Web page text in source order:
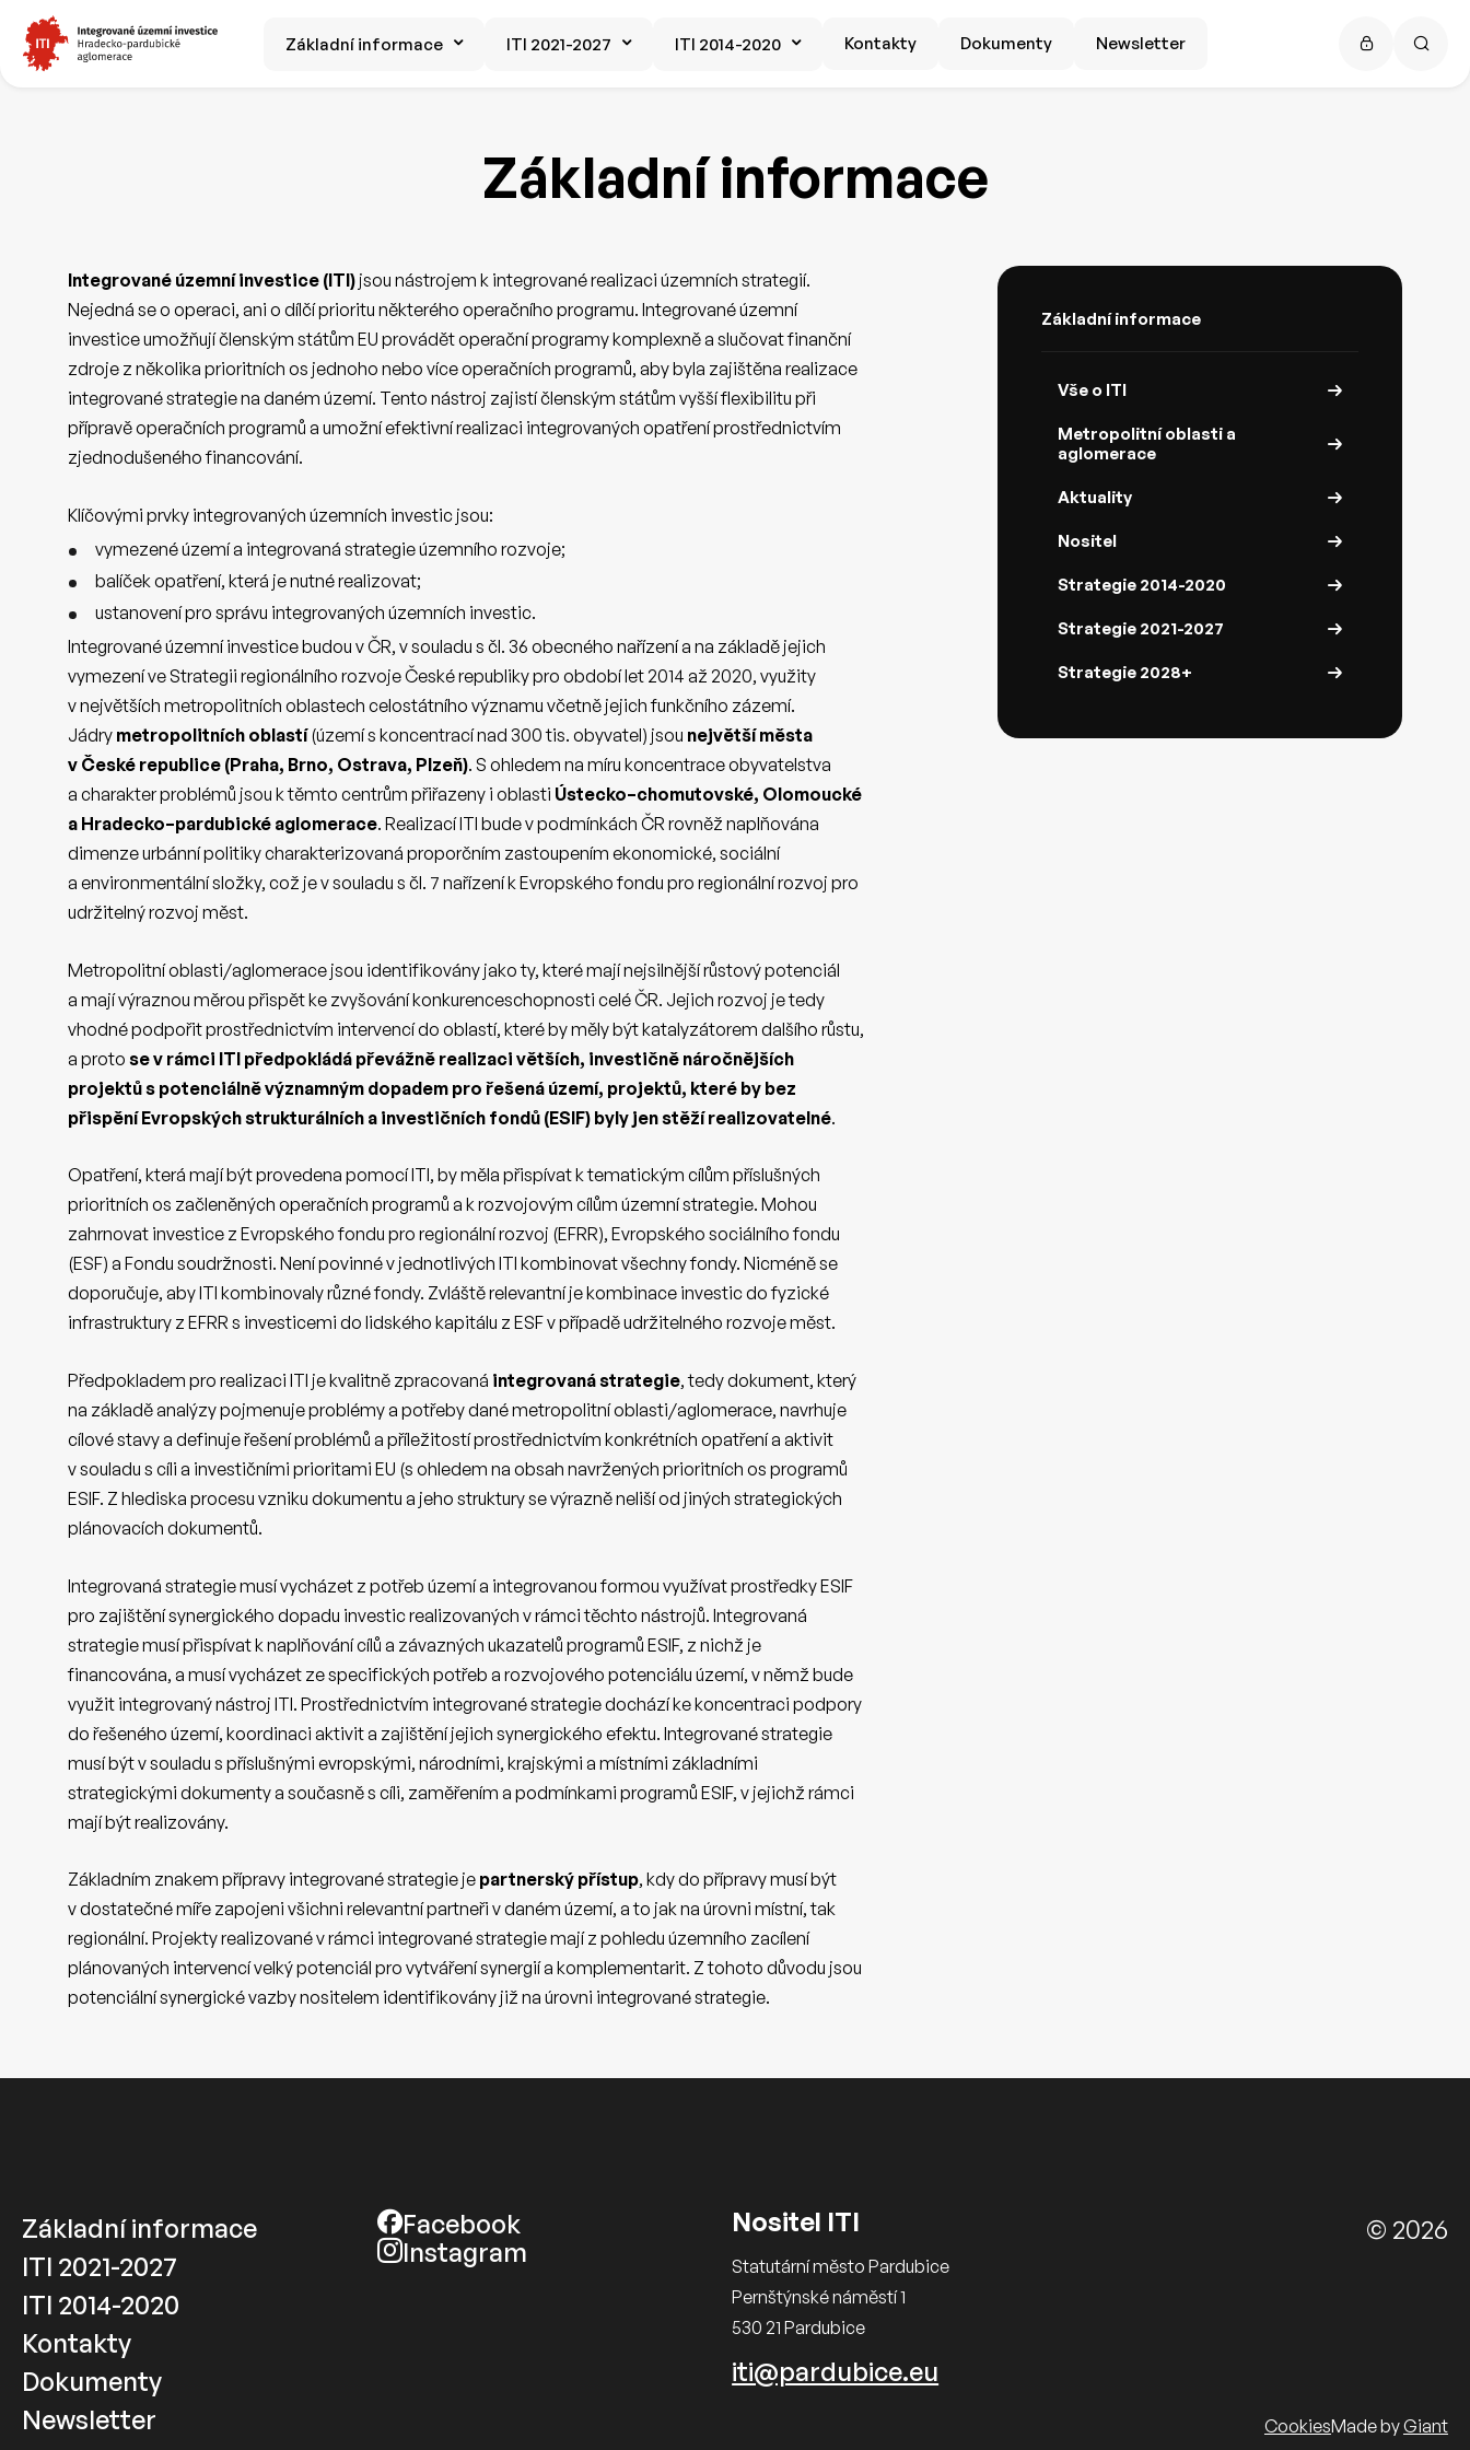
Základní informace ITI 2021-2027 ITI 2014-2020 Kontakty Dokumenty Newsletter
Základní informace
Integrované územní investice (ITI) jsou nástrojem k integrované realizaci územních strategií.
Nejedná se o operaci, ani o dílčí prioritu některého operačního programu. Integrované územní
investice umožňují členským státům EU provádět operační programy komplexně a slučovat finanční
zdroje z několika prioritních os jednoho nebo více operačních programů, aby byla zajištěna realizace
integrované strategie na daném území. Tento nástroj zajistí členským státům vyšší flexibilitu při
přípravě operačních programů a umožní efektivní realizaci integrovaných opatření prostřednictvím
zjednodušeného financování.
Klíčovými prvky integrovaných územních investic jsou:
vymezené území a integrovaná strategie územního rozvoje;
balíček opatření, která je nutné realizovat;
ustanovení pro správu integrovaných územních investic.
Integrované územní investice budou v ČR, v souladu s čl. 36 obecného nařízení a na základě jejich
vymezení ve Strategii regionálního rozvoje České republiky pro období let 2014 až 2020, využity
v největších metropolitních oblastech celostátního významu včetně jejich funkčního zázemí.
Jádry metropolitních oblastí(území s koncentrací nad 300 tis. obyvatel) jsou největší města
v České republice (Praha, Brno, Ostrava, Plzeň). S ohledem na míru koncentrace obyvatelstva
a charakter problémů jsou k těmto centrům přiřazeny i oblasti Ústecko–chomutovské, Olomoucké
a Hradecko–pardubické aglomerace. Realizací ITI bude v podmínkách ČR rovněž naplňována
dimenze urbánní politiky charakterizovaná proporčním zastoupením ekonomické, sociální
a environmentální složky, což je v souladu s čl. 7 nařízení k Evropského fondu pro regionální rozvoj pro
udržitelný rozvoj měst.
Metropolitní oblasti/aglomerace jsou identifikovány jako ty, které mají nejsilnější růstový potenciál
a mají výraznou měrou přispět ke zvyšování konkurenceschopnosti celé ČR. Jejich rozvoj je tedy
vhodné podpořit prostřednictvím intervencí do oblastí, které by měly být katalyzátorem dalšího růstu,
a proto se v rámci ITI předpokládá převážně realizaci větších, investičně náročnějších
projektů s potenciálně významným dopadem pro řešená území, projektů, které by bez
přispění Evropských strukturálních a investičních fondů (ESIF) byly jen stěží realizovatelné.
Opatření, která mají být provedena pomocí ITI, by měla přispívat k tematickým cílům příslušných
prioritních os začleněných operačních programů a k rozvojovým cílům územní strategie. Mohou
zahrnovat investice z Evropského fondu pro regionální rozvoj (EFRR), Evropského sociálního fondu
(ESF) a Fondu soudržnosti. Není povinné v jednotlivých ITI kombinovat všechny fondy. Nicméně se
doporučuje, aby ITI kombinovaly různé fondy. Zvláště relevantní je kombinace investic do fyzické
infrastruktury z EFRR s investicemi do lidského kapitálu z ESF v případě udržitelného rozvoje měst.
Předpokladem pro realizaci ITI je kvalitně zpracovaná integrovaná strategie, tedy dokument, který
na základě analýzy pojmenuje problémy a potřeby dané metropolitní oblasti/aglomerace, navrhuje
cílové stavy a definuje řešení problémů a příležitostí prostřednictvím konkrétních opatření a aktivit
v souladu s cíli a investičními prioritami EU (s ohledem na obsah navržených prioritních os programů
ESIF. Z hlediska procesu vzniku dokumentu a jeho struktury se výrazně neliší od jiných strategických
plánovacích dokumentů.
Integrovaná strategie musí vycházet z potřeb území a integrovanou formou využívat prostředky ESIF
pro zajištění synergického dopadu investic realizovaných v rámci těchto nástrojů. Integrovaná
strategie musí přispívat k naplňování cílů a závazných ukazatelů programů ESIF, z nichž je
financována, a musí vycházet ze specifických potřeb a rozvojového potenciálu území, v němž bude
využit integrovaný nástroj ITI. Prostřednictvím integrované strategie dochází ke koncentraci podpory
do řešeného území, koordinaci aktivit a zajištění jejich synergického efektu. Integrované strategie
musí být v souladu s příslušnými evropskými, národními, krajskými a místními základními
strategickými dokumenty a současně s cíli, zaměřením a podmínkami programů ESIF, v jejichž rámci
mají být realizovány.
Základním znakem přípravy integrované strategie je partnerský přístup, kdy do přípravy musí být
v dostatečné míře zapojeni všichni relevantní partneři v daném území, a to jak na úrovni místní, tak
regionální. Projekty realizované v rámci integrované strategie mají z pohledu územního zacílení
plánovaných intervencí velký potenciál pro vytváření synergií a komplementarit. Z tohoto důvodu jsou
potenciální synergické vazby nositelem identifikovány již na úrovni integrované strategie.
Základní informace
Vše o ITI
Metropolitní oblasti a
aglomerace
Aktuality
Nositel
Strategie 2014-2020
Strategie 2021-2027
Strategie 2028+
Základní informace
ITI 2021-2027
ITI 2014-2020
Kontakty
Dokumenty
Newsletter
Facebook
Instagram
Nositel ITI
Statutární město Pardubice
Pernštýnské náměstí 1
530 21 Pardubice
iti@pardubice.eu
© 2026
CookiesMade byGiant